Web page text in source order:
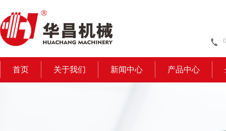
首页 关于我们 新闻中心 产品中心